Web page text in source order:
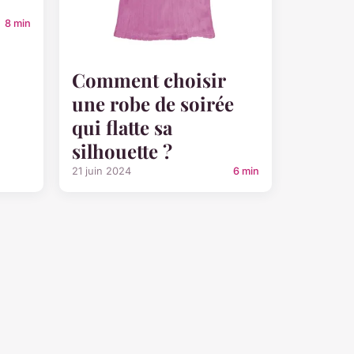
8 min
Comment choisir
une robe de soirée
qui flatte sa
silhouette ?
21 juin 2024 6 min